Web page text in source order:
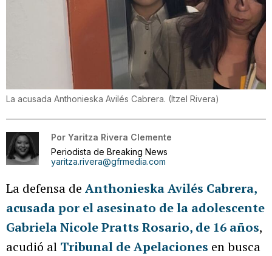
La acusada Anthonieska Avilés Cabrera. (Itzel Rivera)
Por Yaritza Rivera Clemente
Periodista de Breaking News
yaritza.rivera@gfrmedia.com
La defensa de Anthonieska Avilés Cabrera,
acusada por el asesinato de la adolescente
Gabriela Nicole Pratts Rosario, de 16 años,
acudió al Tribunal de Apelaciones en busca